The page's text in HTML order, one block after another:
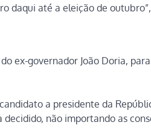
daqui até a eleição de outubro”,
ex-governador João Doria,
a presidente da
não importando as